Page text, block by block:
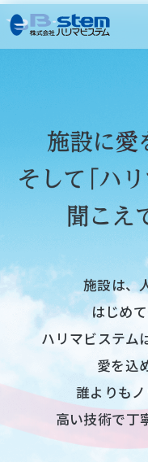
施設は、
はじめ
ハリマビステム
愛を込
誰よりも
高い技術で丁